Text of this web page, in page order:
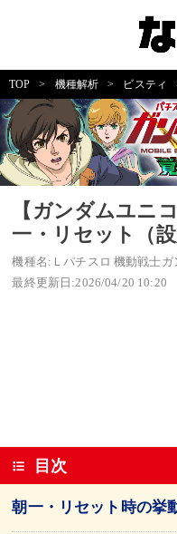
TOP > 機種解析 > ビスティ
【ガンダムユニ
一・リセット（
機種名:Ｌパチスロ 機動戦士
最終更新日:2026/04/20 10:20
目次
朝一・リセット時の挙